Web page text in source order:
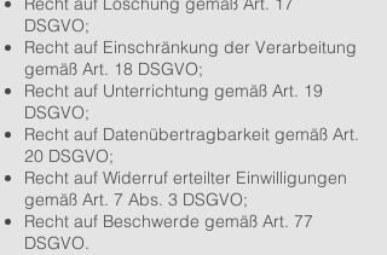
DSGVO;
Recht auf Einschränkung der Verarbeitung
gemäß Art. 18 DSGVO;
Recht auf Unterrichtung gemäß Art. 19
DSGVO;
Recht auf Datenübertragbarkeit gemäß Art.
20 DSGVO;
Recht auf Widerruf erteilter Einwilligungen
gemäß Art. 7 Abs. 3 DSGVO;
Recht auf Beschwerde gemäß Art. 77
DSGVO.